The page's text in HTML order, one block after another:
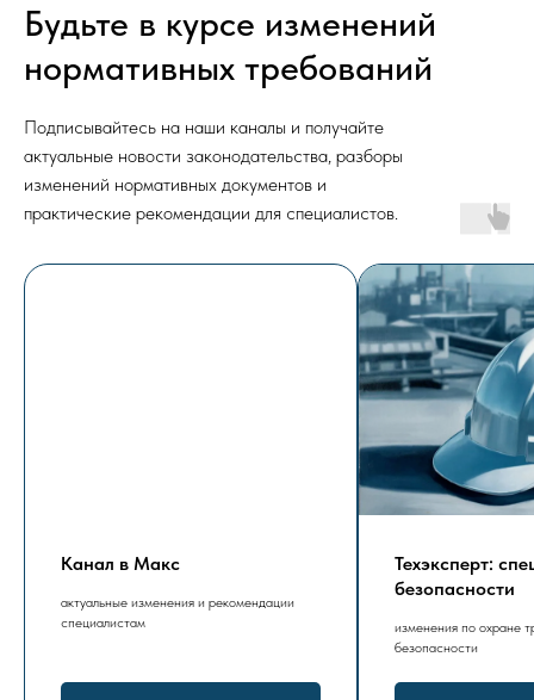
Будьте в курсе изменений
нормативных требований
Подписывайтесь на наши каналы и получайте
актуальные новости законодательства, разборы
изменений нормативных документов и
практические рекомендации для специалистов.
Канал в Макс
актуальные изменения и рекомендации
специалистам
Техэксперт:
безопасности
изменения по охране
безопасности